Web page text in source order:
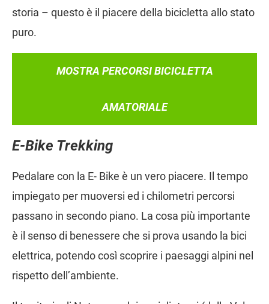
storia – questo è il piacere della bicicletta allo stato
puro.
MOSTRA PERCORSI BICICLETTA
AMATORIALE
E-Bike Trekking
Pedalare con la E- Bike è un vero piacere. Il tempo
impiegato per muoversi ed i chilometri percorsi
passano in secondo piano. La cosa più importante
è il senso di benessere che si prova usando la bici
elettrica, potendo così scoprire i paesaggi alpini nel
rispetto dell’ambiente.